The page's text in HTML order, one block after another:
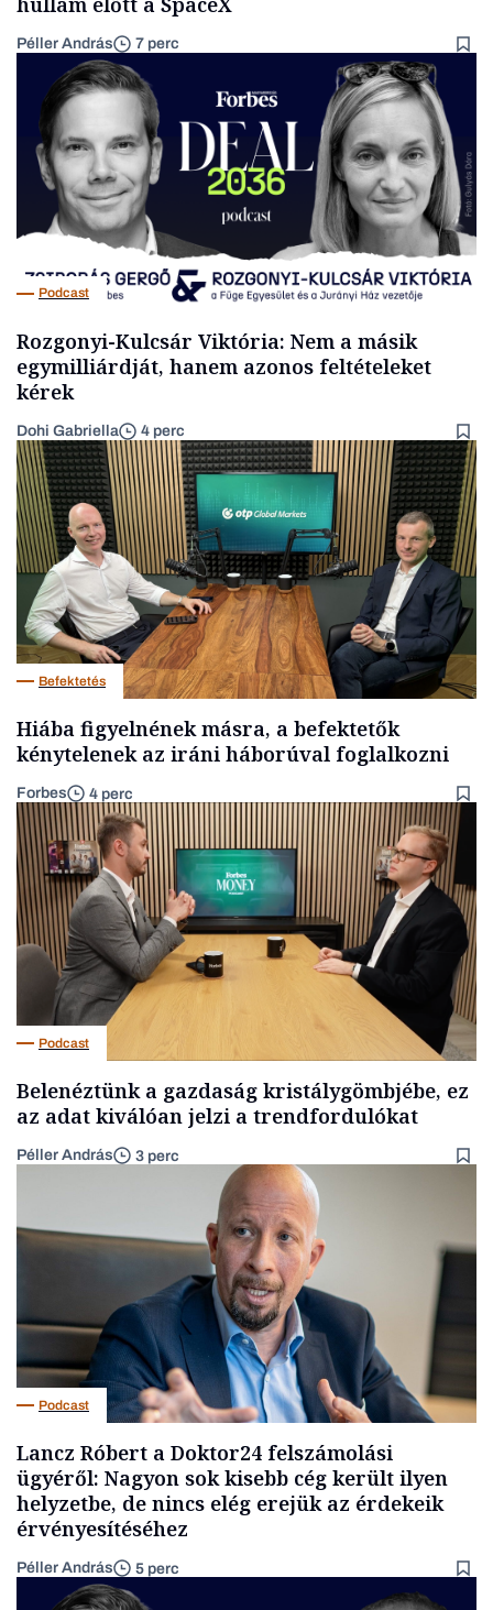
Péller András 7 perc
Podcast
Rozgonyi-Kulcsár Viktória: Nem a másik
egymilliárdját, hanem azonos feltételeket
kérek
Dohi Gabriella 4 perc
Befektetés
Hiába figyelnének másra, a befektetők
kénytelenek az iráni háborúval foglalkozni
Forbes 4 perc
Podcast
Belenéztünk a gazdaság kristálygömbjébe, ez
az adat kiválóan jelzi a trendfordulókat
Péller András 3 perc
Podcast
Lancz Róbert a Doktor24 felszámolási
ügyéről: Nagyon sok kisebb cég került ilyen
helyzetbe, de nincs elég erejük az érdekeik
érvényesítéséhez
Péller András 5 perc